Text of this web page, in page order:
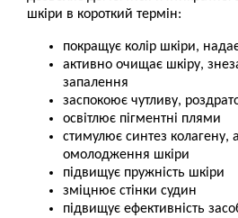
шкіри в короткий термін:
покращує колір шкіри,
активно очищає шкіру,
запалення
заспокоює чутливу,
освітлює пігментні плями
стимулює синтез колагену,
омолодження шкіри
підвищує пружність шкіри
зміцнює стінки судин
підвищує ефективність